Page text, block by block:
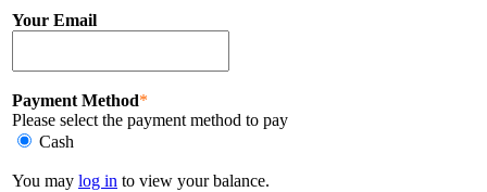
Your Email
Payment Method*
Please select the payment method to pay
Cash
You may log in to view your balance.